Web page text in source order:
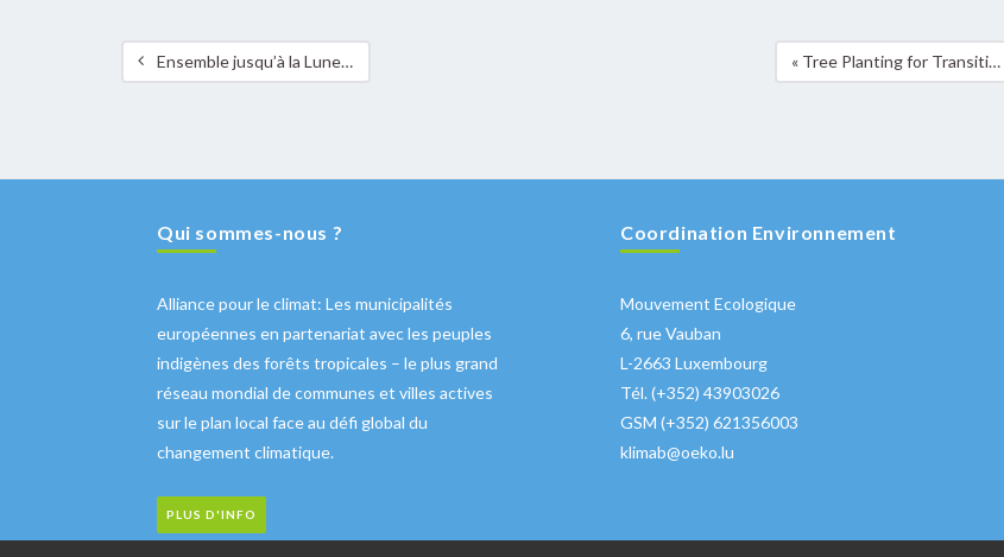
Ensemble jusqu’à la Lune – C’est fait ! « Tree Planting for Transition » à Mamer
Qui sommes-nous ?
Alliance pour le climat: Les municipalités
européennes en partenariat avec les peuples
indigènes des forêts tropicales – le plus grand
réseau mondial de communes et villes actives
sur le plan local face au défi global du
changement climatique.
PLUS D'INFO
Coordination Environnement
Mouvement Ecologique
6, rue Vauban
L-2663 Luxembourg
Tél. (+352) 43903026
GSM (+352) 621356003
klimab@oeko.lu